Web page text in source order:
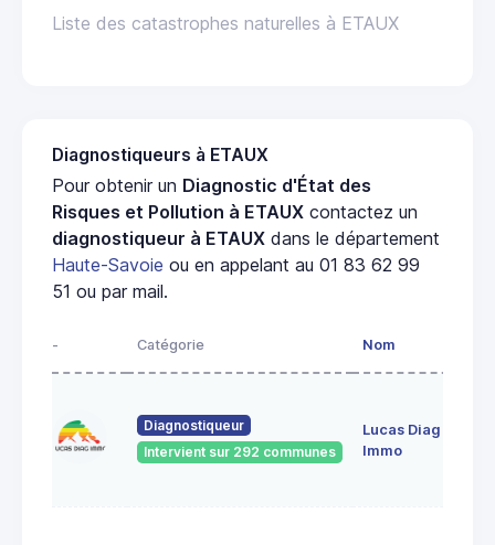
Liste des catastrophes naturelles à ETAUX
Diagnostiqueurs à ETAUX
Pour obtenir un Diagnostic d'État des
Risques et Pollution à ETAUX contactez un
diagnostiqueur à ETAUX dans le département
Haute-Savoie ou en appelant au 01 83 62 99
51 ou par mail.
- Catégorie Nom
Diagnostiqueur
Intervient sur 292 communes
Lucas Diag
Immo